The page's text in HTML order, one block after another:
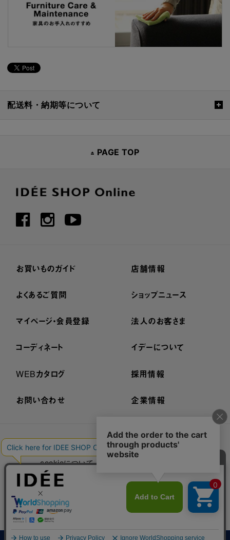
配送料・納期等について
PAGE TOP
お買いものガイド
よくあるご質問
マイページ・会員登録
コーディネート
WEBカタログ
お問い合わせ
店舗情報
ショップニュース
法人のお客さま
イデーについて
採用情報
企業情報
プライバシーポリシー 外部送信ポリシー
ご利用規約
cookieについて
特定商取引法に基づく表示
古物営業法に基づく表示